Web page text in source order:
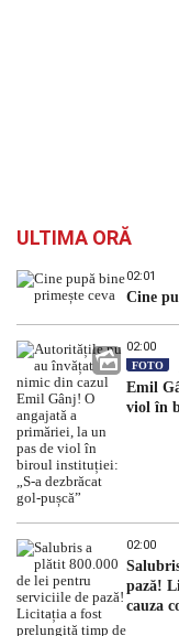
ULTIMA ORĂ
02:01
Cine
02:00
FOTO
Emil
viol în
02:00
pază!
cauza